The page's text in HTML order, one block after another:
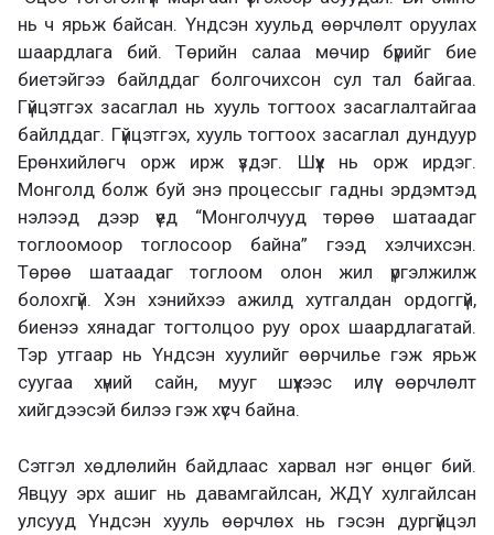
нь ч ярьж байсан. Үндсэн хуульд өөрчлөлт оруулах
шаардлага бий. Төрийн салаа мөчир бүрийг бие
биетэйгээ байлддаг болгочихсон сул тал байгаа.
Гүйцэтгэх засаглал нь хууль тогтоох засаглалтайгаа
байлддаг. Гүйцэтгэх, хууль тогтоох засаглал дундуур
Ерөнхийлөгч орж ирж үздэг. Шүүх нь орж ирдэг.
Монголд болж буй энэ процессыг гадны эрдэмтэд
нэлээд дээр үед “Монголчууд төрөө шатаадаг
тоглоомоор тоглосоор байна” гээд хэлчихсэн.
Төрөө шатаадаг тоглоом олон жил үргэлжилж
болохгүй. Хэн хэнийхээ ажилд хутгалдан ордоггүй,
биенээ хянадаг тогтолцоо руу орох шаардлагатай.
Тэр утгаар нь Үндсэн хуулийг өөрчилье гэж ярьж
суугаа хүний сайн, мууг шүүхээс илүү өөрчлөлт
хийгдээсэй билээ гэж хүсч байна.
Сэтгэл хөдлөлийн байдлаас харвал нэг өнцөг бий.
Явцуу эрх ашиг нь давамгайлсан, ЖДҮ хулгайлсан
улсууд Үндсэн хууль өөрчлөх нь гэсэн дургүйцэл